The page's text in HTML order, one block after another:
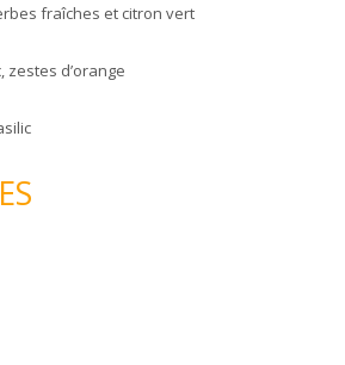
fraîches et citron vert
zestes d’orange